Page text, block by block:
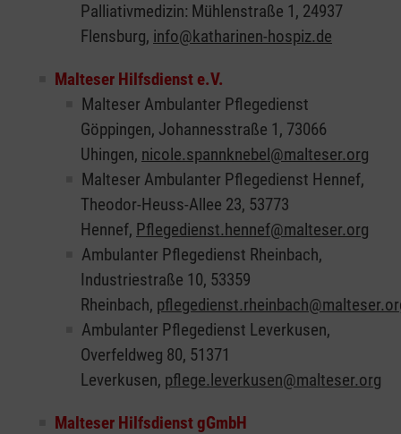
Palliativmedizin: Mühlenstraße 1, 24937
Flensburg, info@katharinen-hospiz.de
Malteser Hilfsdienst e.V.
Malteser Ambulanter Pflegedienst
Göppingen, Johannesstraße 1, 73066
Uhingen, nicole.spannknebel@malteser.org
Malteser Ambulanter Pflegedienst Hennef,
Theodor-Heuss-Allee 23, 53773
Hennef, Pflegedienst.hennef@malteser.org
Ambulanter Pflegedienst Rheinbach,
Industriestraße 10, 53359
Rheinbach,
Ambulanter Pflegedienst Leverkusen,
Overfeldweg 80, 51371
Leverkusen, pflege.leverkusen@malteser.org
Malteser Hilfsdienst gGmbH